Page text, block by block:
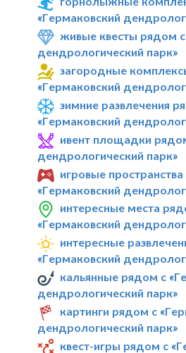
«Гермаковский
живые квесты рядом
дендрологический парк»
загородные
«Гермаковский
зимние развлечения
«Гермаковский
ивент площадки
дендрологический парк»
игровые
«Гермаковский
интересные места
«Гермаковский
интересные
«Гермаковский
кальянные рядом с
дендрологический парк»
картинги рядом с
дендрологический парк»
квест-игры рядом с